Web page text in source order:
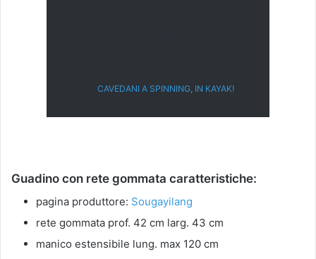
CAVEDANI A SPINNING, IN KAYAK!
Guadino con rete gommata caratteristiche:
pagina produttore: Sougayilang
rete gommata prof. 42 cm larg. 43 cm
manico estensibile lung. max 120 cm